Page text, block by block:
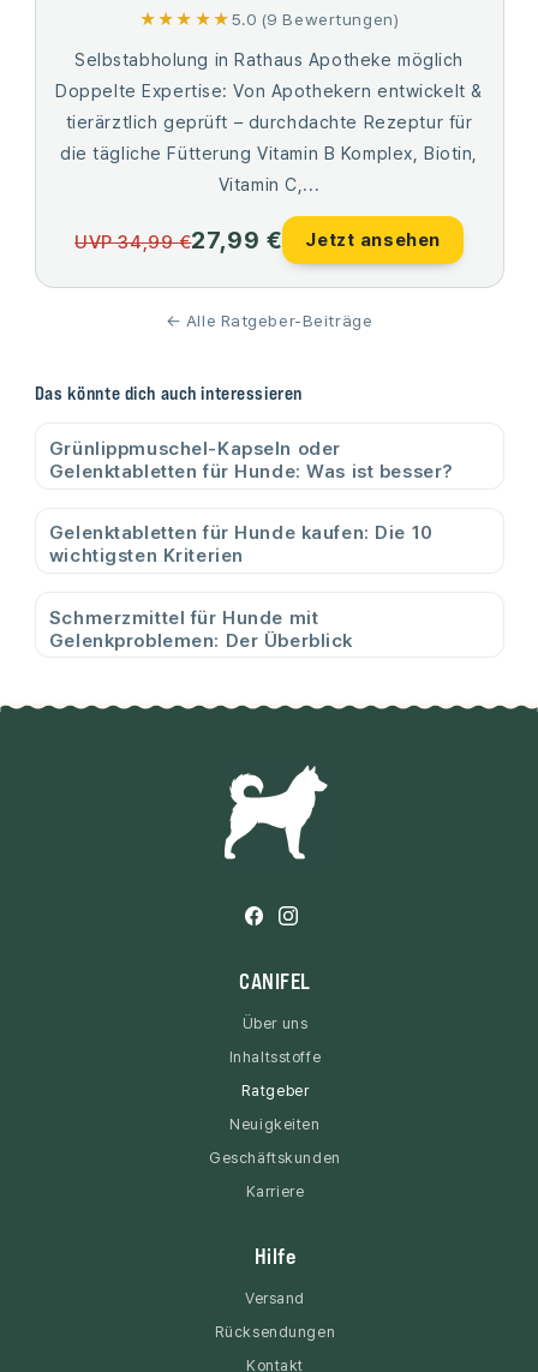
★★★★★5.0 (9 Bewertungen)
Selbstabholung in Rathaus Apotheke möglich
Doppelte Expertise: Von Apothekern entwickelt &
tierärztlich geprüft – durchdachte Rezeptur für
die tägliche Fütterung Vitamin B Komplex, Biotin,
Vitamin C,...
UVP 34,99 €27,99 € Jetzt ansehen
← Alle Ratgeber-Beiträge
Das könnte dich auch interessieren
Grünlippmuschel-Kapseln oder
Gelenktabletten für Hunde: Was ist besser?
Gelenktabletten für Hunde kaufen: Die 10
wichtigsten Kriterien
Schmerzmittel für Hunde mit
Gelenkproblemen: Der Überblick
Facebook
Instagram
CANIFEL
Über uns
Inhaltsstoffe
Ratgeber
Neuigkeiten
Geschäftskunden
Karriere
Hilfe
Versand
Rücksendungen
Kontakt